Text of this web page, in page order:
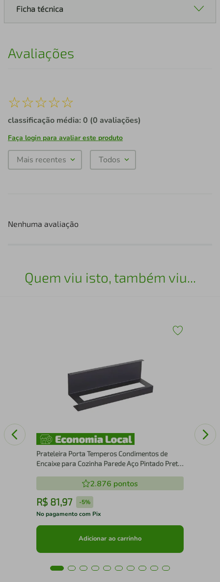
Ficha técnica
Avaliações
☆☆☆☆☆
classificação média: 0 (0 avaliações)
Faça login para avaliar este produto
Mais recentes Todos
Nenhuma avaliação
Quem viu isto, também viu...
Prateleira Porta Temperos Condimentos de
Encaixe para Cozinha Parede Aço Pintado Preto
2.876 pontos
R$ 81,97 -5%
No pagamento com Pix
Adicionar ao carrinho